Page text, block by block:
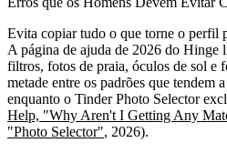
Evita copiar tudo o que torne o perfil
A página de ajuda de 2026 do Hinge
filtros, fotos de praia, óculos de sol e
metade entre os padrões que tendem
enquanto o Tinder Photo Selector
Help, "Why Aren't I Getting Any
"Photo Selector", 2026).